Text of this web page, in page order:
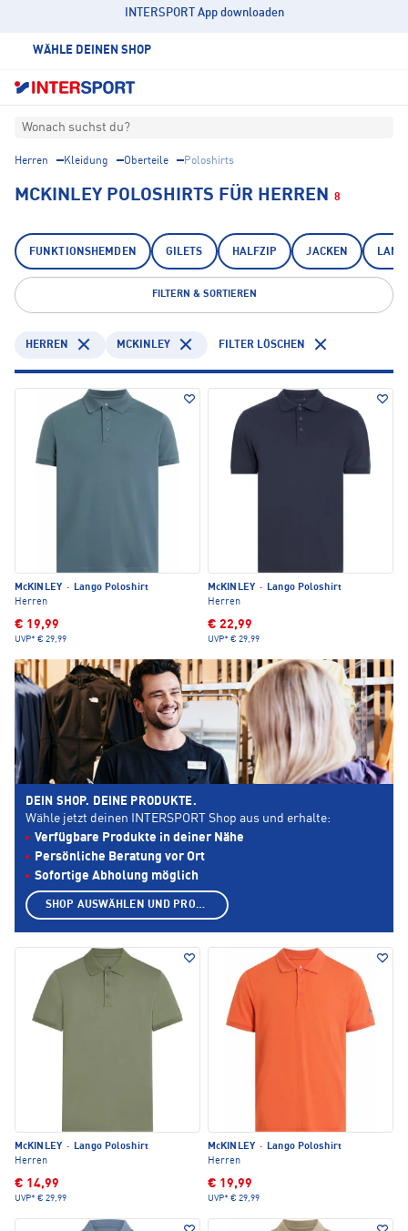
INTERSPORT App downloaden
WÄHLE DEINEN SHOP
Wonach suchst du?
Herren Kleidung Oberteile Poloshirts
MCKINLEY POLOSHIRTS FÜR HERREN 8
FUNKTIONSHEMDEN GILETS HALFZIP JACKEN
FILTERN & SORTIEREN
HERREN MCKINLEY FILTER LÖSCHEN
McKINLEY ·
Lango Poloshirt
Herren
€ 19,99
UVP* € 29,99
McKINLEY ·
Lango Poloshirt
Herren
€ 22,99
UVP* € 29,99
McKINLEY · Lango Poloshirt
Herren
€ 14,99
UVP* € 29,99
McKINLEY · Lango Poloshirt
Herren
€ 19,99
UVP* € 29,99
DEIN SHOP. DEINE PRODUKTE.
Wähle jetzt deinen INTERSPORT Shop aus und erhalte:
Verfügbare Produkte in deiner Nähe
Persönliche Beratung vor Ort
Sofortige Abholung möglich
SHOP AUSWÄHLEN UND PRODUKTE ANZEIGEN